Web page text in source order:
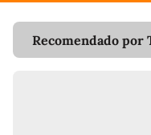
Recomendado por